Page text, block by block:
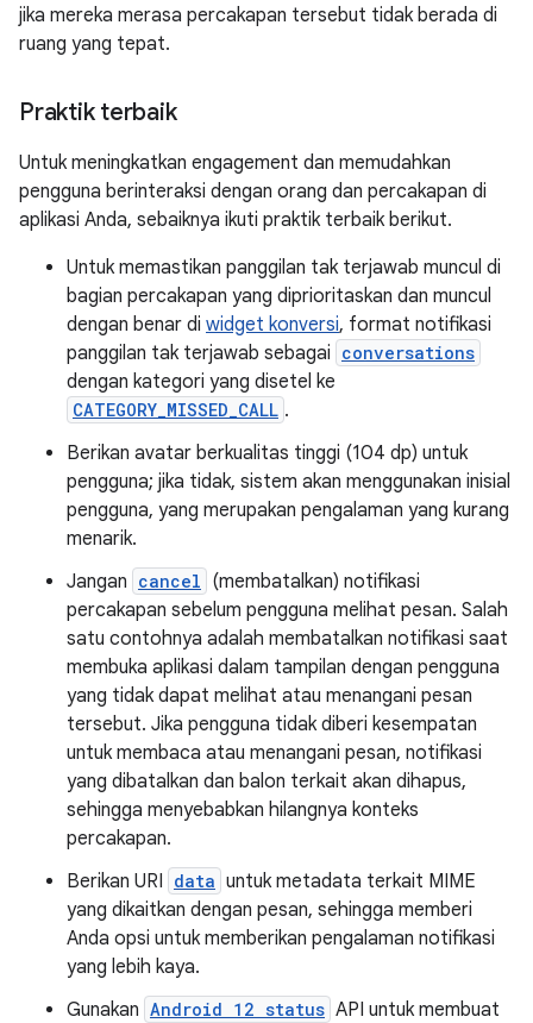
jika mereka merasa percakapan tersebut tidak berada di
ruang yang tepat.
Praktik terbaik
Untuk meningkatkan engagement dan memudahkan
pengguna berinteraksi dengan orang dan percakapan di
aplikasi Anda, sebaiknya ikuti praktik terbaik berikut.
Untuk memastikan panggilan tak terjawab muncul di
bagian percakapan yang diprioritaskan dan muncul
dengan benar di widget konversi, format notifikasi
panggilan tak terjawab sebagai conversations
dengan kategori yang disetel ke
CATEGORY_MISSED_CALL .
Berikan avatar berkualitas tinggi (104 dp) untuk
pengguna; jika tidak, sistem akan menggunakan inisial
pengguna, yang merupakan pengalaman yang kurang
menarik.
Jangan cancel (membatalkan) notifikasi
percakapan sebelum pengguna melihat pesan. Salah
satu contohnya adalah membatalkan notifikasi saat
membuka aplikasi dalam tampilan dengan pengguna
yang tidak dapat melihat atau menangani pesan
tersebut. Jika pengguna tidak diberi kesempatan
untuk membaca atau menangani pesan, notifikasi
yang dibatalkan dan balon terkait akan dihapus,
sehingga menyebabkan hilangnya konteks
percakapan.
Berikan URI data untuk metadata terkait MIME
yang dikaitkan dengan pesan, sehingga memberi
Anda opsi untuk memberikan pengalaman notifikasi
yang lebih kaya.
Gunakan Android 12 status API untuk membuat